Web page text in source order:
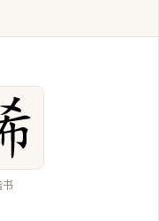
书